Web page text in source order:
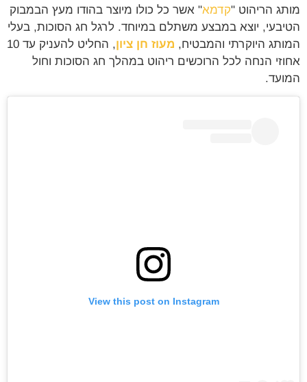
מותג הריהוט "קדמא" אשר כל כולו מיוצר בהודו מעץ הבמבוק
הטיבעי, יוצא במבצע משתלם במיוחד. לרגל חג הסוכות, בעלי
המותג היוקרתי והמבטיח, מעוז חן ציון
, החליט להעניק עד 10
אחוזי הנחה לכל הרוכשים ריהוט במהלך חג הסוכות וחול
המועד.
View this post on Instagram